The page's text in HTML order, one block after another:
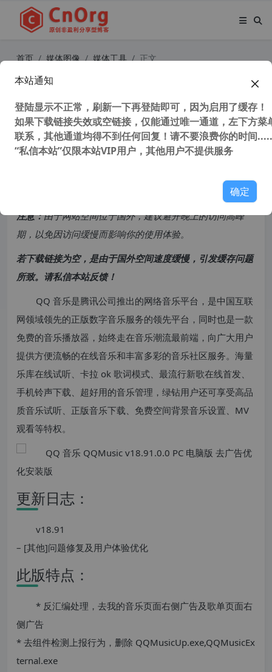
首页 媒体图像 媒体工具 正文
QQ音乐 QQMusic v18.91.0.0 PC电
脑版 去广告优化安装版
39,619 次浏览次阅读
注意：由于网站空间位于国外，建议避开晚上的访问高峰
期，以免因访问缓慢而影响你的使用体验。
若下载链接为空，是由于国外空间速度缓慢，引发缓存问题
所致。请私信本站反馈！
QQ 音乐是腾讯公司推出的网络音乐平台，是中国互联
网领域领先的正版数字音乐服务的领先平台，同时也是一款
免费的音乐播放器，始终走在音乐潮流最前端，向广大用户
提供方便流畅的在线音乐和丰富多彩的音乐社区服务。海量
乐库在线试听、卡拉 ok 歌词模式、最流行新歌在线首发、
手机铃声下载、超好用的音乐管理，绿钻用户还可享受高品
质音乐试听、正版音乐下载、免费空间背景音乐设置、MV
观看等特权。
更新日志：
v18.91
– [其他]问题修复及用户体验优化
此版特点：
* 反汇编处理，去我的音乐页面右侧广告及歌单页面右
侧广告
* 去组件检测上报行为，删除 QQMusicUp.exe,QQMusicEx
ternal.exe
本站通知
登陆显示不正常，刷新一下再登陆即可，因为启用了缓存！
如果下载链接失效或空链接，仅能通过唯一通道，左下方菜
联系，其他通道均得不到任何回复！请不要浪费你的时间
“私信本站”仅限本站VIP用户，其他用户不提供服务
确定